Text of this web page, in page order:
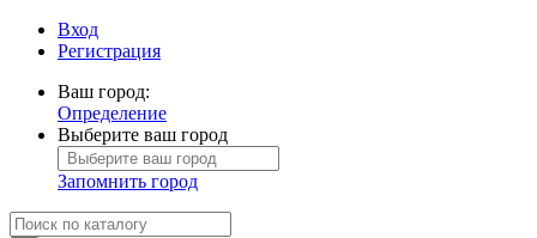
Вход
Регистрация
Ваш город:
Определение
Выберите ваш город
Запомнить город